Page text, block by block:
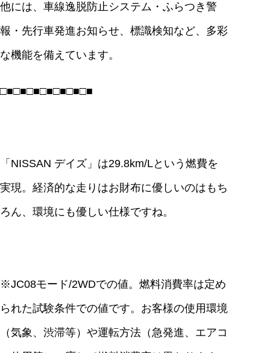
他には、車線逸脱防止システム・ふらつき警
報・先行車発進お知らせ、標識検知など、多彩
な機能を備えています。
□■□■□■□■□■□■□■
「NISSAN デイズ」は29.8km/Lという燃費を
実現。経済的な走りはお財布に優しいのはもち
ろん、環境にも優しい仕様ですね。
※JC08モード/2WDでの値。燃料消費率は定め
られた試験条件での値です。お客様の使用環境
（気象、渋滞等）や運転方法（急発進、エアコ